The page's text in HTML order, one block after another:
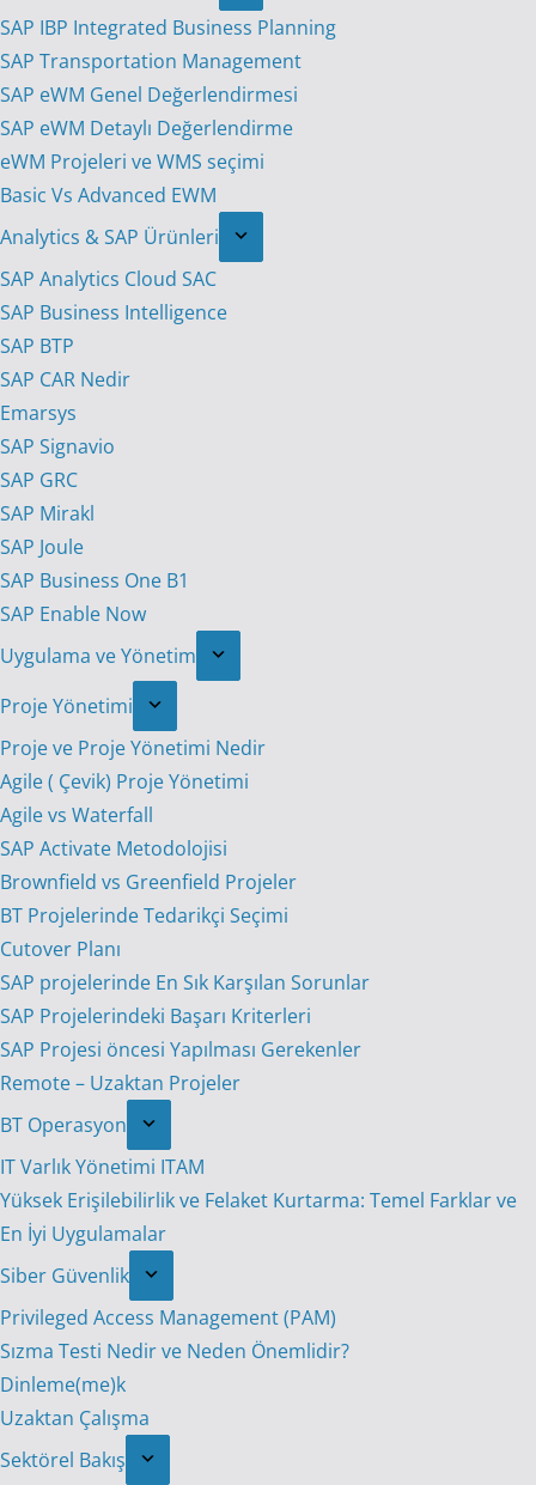
SAP IBP Integrated Business Planning
SAP Transportation Management
SAP eWM Genel Değerlendirmesi
SAP eWM Detaylı Değerlendirme
eWM Projeleri ve WMS seçimi
Basic Vs Advanced EWM
Analytics & SAP Ürünleri
SAP Analytics Cloud SAC
SAP Business Intelligence
SAP BTP
SAP CAR Nedir
Emarsys
SAP Signavio
SAP GRC
SAP Mirakl
SAP Joule
SAP Business One B1
SAP Enable Now
Uygulama ve Yönetim
Proje Yönetimi
Proje ve Proje Yönetimi Nedir
Agile ( Çevik) Proje Yönetimi
Agile vs Waterfall
SAP Activate Metodolojisi
Brownfield vs Greenfield Projeler
BT Projelerinde Tedarikçi Seçimi
Cutover Planı
SAP projelerinde En Sık Karşılan Sorunlar
SAP Projelerindeki Başarı Kriterleri
SAP Projesi öncesi Yapılması Gerekenler
Remote – Uzaktan Projeler
BT Operasyon
IT Varlık Yönetimi ITAM
Yüksek Erişilebilirlik ve Felaket Kurtarma: Temel Farklar ve
En İyi Uygulamalar
Siber Güvenlik
Privileged Access Management (PAM)
Sızma Testi Nedir ve Neden Önemlidir?
Dinleme(me)k
Uzaktan Çalışma
Sektörel Bakış